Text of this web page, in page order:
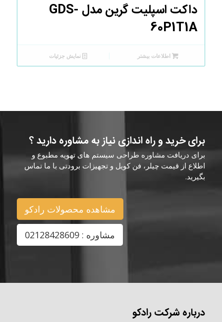
داکت اسپلیت گرین مدل GDS-
60P1T1A
اطلاعات بیشتر نمایش جزئیات
برای خرید و راه اندازی نیاز به مشاوره دارید ؟
برای دریافت مشاوره طراحی سیستم های تهویه مطبوع و
اطلاع از قیمت چیلر، فن کویل و تجهیزات برودتی با ما تماس
بگیرید.
مشاهده محصولات رادکو
مشاوره : 02128428609
درباره شرکت رادکو